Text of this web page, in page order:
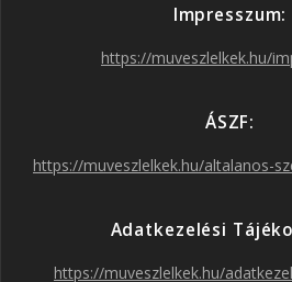
o r
a
m
Impresszum:
https://muveszlelkek.hu/
ÁSZF:
https://muveszlelkek.hu/altalanos-
Adatkezelési
https://muveszlelkek.hu/